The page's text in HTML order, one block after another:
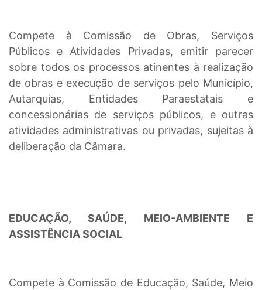
Compete à Comissão de Obras, Serviços
Públicos e Atividades Privadas, emitir parecer
sobre todos os processos atinentes à realização
de obras e execução de serviços pelo Município,
Autarquias, Entidades Paraestatais e
concessionárias de serviços públicos, e outras
atividades administrativas ou privadas, sujeitas à
deliberação da Câmara.
EDUCAÇÃO, SAÚDE, MEIO-AMBIENTE E
ASSISTÊNCIA SOCIAL
Compete à Comissão de Educação, Saúde, Meio